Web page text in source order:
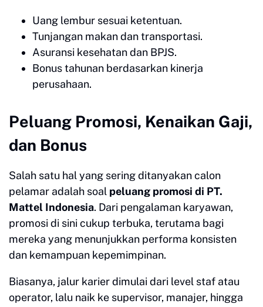
Uang lembur sesuai ketentuan.
Tunjangan makan dan transportasi.
Asuransi kesehatan dan BPJS.
Bonus tahunan berdasarkan kinerja
perusahaan.
Peluang Promosi, Kenaikan Gaji,
dan Bonus
Salah satu hal yang sering ditanyakan calon
pelamar adalah soal peluang promosi di PT.
Mattel Indonesia. Dari pengalaman karyawan,
promosi di sini cukup terbuka, terutama bagi
mereka yang menunjukkan performa konsisten
dan kemampuan kepemimpinan.
Biasanya, jalur karier dimulai dari level staf atau
operator, lalu naik ke supervisor, manajer, hingga